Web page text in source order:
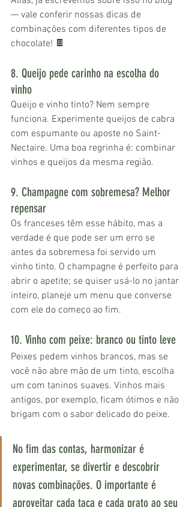
— vale conferir nossas dicas de
combinações com diferentes tipos de
chocolate! 🍫
8. Queijo pede carinho na escolha do
vinho
Queijo e vinho tinto? Nem sempre
funciona. Experimente queijos de cabra
com espumante ou aposte no Saint-
Nectaire. Uma boa regrinha é: combinar
vinhos e queijos da mesma região.
9. Champagne com sobremesa? Melhor
repensar
Os franceses têm esse hábito, mas a
verdade é que pode ser um erro se
antes da sobremesa foi servido um
vinho tinto. O champagne é perfeito para
abrir o apetite; se quiser usá-lo no jantar
inteiro, planeje um menu que converse
com ele do começo ao fim.
10. Vinho com peixe: branco ou tinto leve
Peixes pedem vinhos brancos, mas se
você não abre mão de um tinto, escolha
um com taninos suaves. Vinhos mais
antigos, por exemplo, ficam ótimos e não
brigam com o sabor delicado do peixe.
No fim das contas, harmonizar é
experimentar, se divertir e descobrir
novas combinações. O importante é
aproveitar cada taça e cada prato ao seu